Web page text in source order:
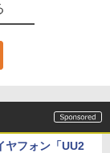
ヤフォン「UU2